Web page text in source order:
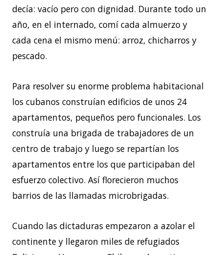
decía: vacío pero con dignidad. Durante todo un
año, en el internado, comí cada almuerzo y
cada cena el mismo menú: arroz, chicharros y
pescado.
Para resolver su enorme problema habitacional
los cubanos construían edificios de unos 24
apartamentos, pequeños pero funcionales. Los
construía una brigada de trabajadores de un
centro de trabajo y luego se repartían los
apartamentos entre los que participaban del
esfuerzo colectivo. Así florecieron muchos
barrios de las llamadas microbrigadas.
Cuando las dictaduras empezaron a azolar el
continente y llegaron miles de refugiados